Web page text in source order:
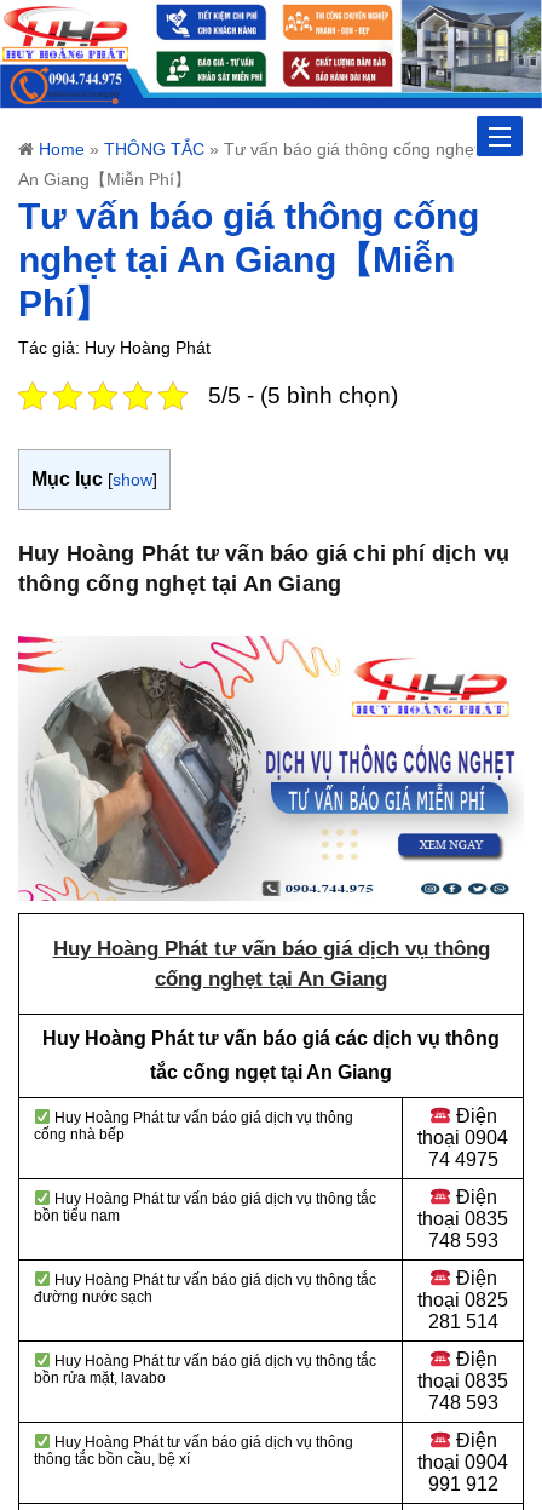
Toggle
Home » THÔNG TẮC » Tư vấn báo giá thông cống nghẹt tại
An Giang【Miễn Phí】
Tư vấn báo giá thông cống
nghẹt tại An Giang【Miễn
Phí】
Tác giả: Huy Hoàng Phát
5/5 - (5 bình chọn)
Mục lục [show]
Huy Hoàng Phát tư vấn báo giá chi phí dịch vụ
thông cống nghẹt tại An Giang
Huy Hoàng Phát tư vấn báo giá dịch vụ thông
cống nghẹt tại An Giang
Huy Hoàng Phát tư vấn báo giá các dịch vụ thông
tắc cống ngẹt tại An Giang
Huy Hoàng Phát tư vấn báo giá dịch vụ thông
cống nhà bếp
Điện
thoại 0904
74 4975
Huy Hoàng Phát tư vấn báo giá dịch vụ thông tắc
bồn tiểu nam
Điện
thoại 0835
748 593
Huy Hoàng Phát tư vấn báo giá dịch vụ thông tắc
đường nước sạch
Điện
thoại 0825
281 514
Huy Hoàng Phát tư vấn báo giá dịch vụ thông tắc
bồn rửa mặt, lavabo
Điện
thoại 0835
748 593
Huy Hoàng Phát tư vấn báo giá dịch vụ thông
thông tắc bồn cầu, bệ xí
Điện
thoại 0904
991 912